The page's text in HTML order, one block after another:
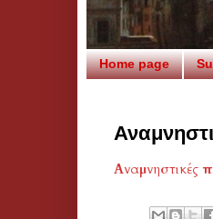
Home page
Αναμνηστικές